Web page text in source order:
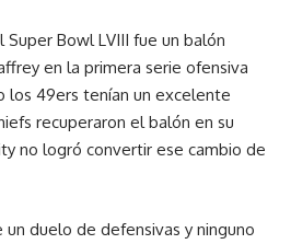
Super Bowl LVIII fue un balón
en la primera serie ofensiva
los 49ers tenían un excelente
recuperaron el balón en su
no logró convertir ese cambio de
duelo de defensivas y ninguno